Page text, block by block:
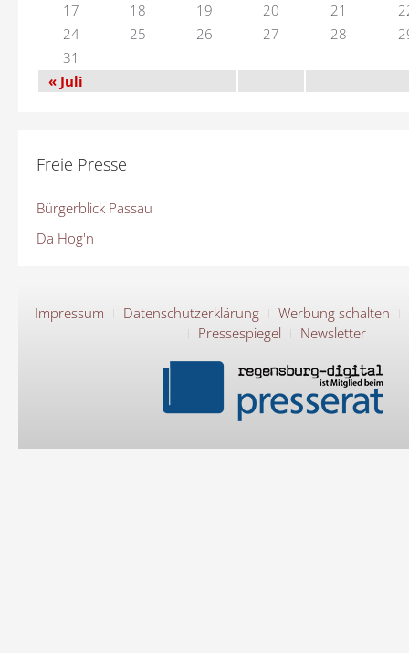
17
18 19 20 21
24
25 26 27 28
31
« Juli
Freie Presse
Bürgerblick Passau
Da Hog'n
Impressum Datenschutzerklärung
Werbung schalten
Pressespiegel
Newsletter